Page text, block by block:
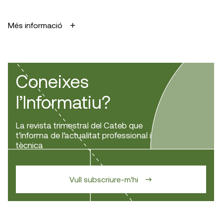
Més informació
Coneixes
l’Informatiu?
La revista trimestral del Cateb que
t’informa de l’actualitat professional i
tècnica
Vull subscriure-m'hi